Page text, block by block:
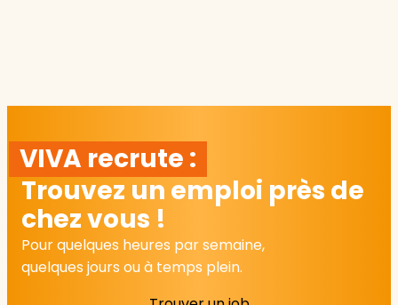
VIVA recrute :
Trouvez un emploi près de
chez vous !
Pour quelques heures par semaine,
quelques jours ou à temps plein.